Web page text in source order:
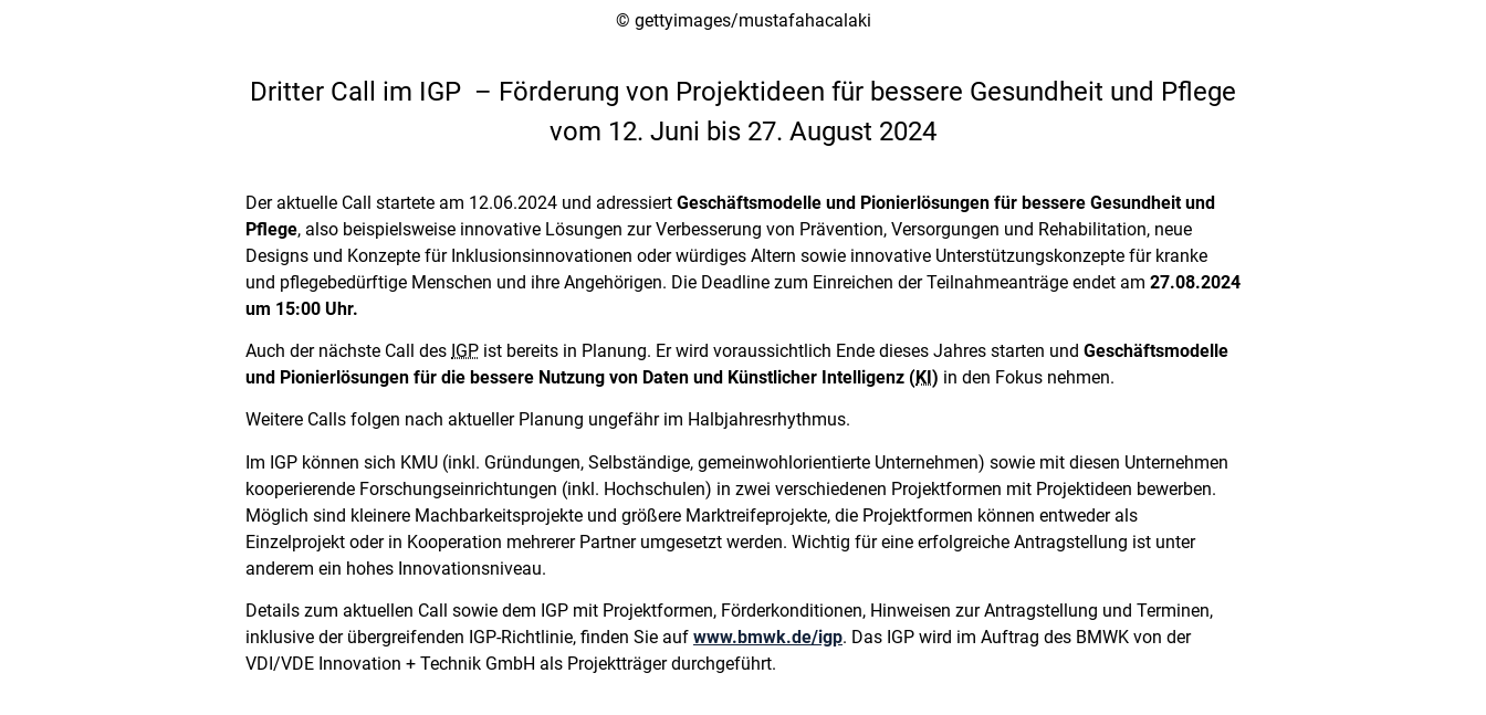
© gettyimages/mustafahacalaki
Dritter Call im IGP – Förderung von Projektideen für bessere Gesundheit und Pflege
vom 12. Juni bis 27. August 2024
Der aktuelle Call startete am 12.06.2024 und adressiert Geschäftsmodelle und Pionierlösungen für bessere Gesundheit und
Pflege, also beispielsweise innovative Lösungen zur Verbesserung von Prävention, Versorgungen und Rehabilitation, neue
Designs und Konzepte für Inklusionsinnovationen oder würdiges Altern sowie innovative Unterstützungskonzepte für kranke
und pflegebedürftige Menschen und ihre Angehörigen. Die Deadline zum Einreichen der Teilnahmeanträge endet am 27.08.2024
um 15:00 Uhr.
Auch der nächste Call des IGP ist bereits in Planung. Er wird voraussichtlich Ende dieses Jahres starten und Geschäftsmodelle
und Pionierlösungen für die bessere Nutzung von Daten und Künstlicher Intelligenz (KI) in den Fokus nehmen.
Weitere Calls folgen nach aktueller Planung ungefähr im Halbjahresrhythmus.
Im IGP können sich KMU (inkl. Gründungen, Selbständige, gemeinwohlorientierte Unternehmen) sowie mit diesen Unternehmen
kooperierende Forschungseinrichtungen (inkl. Hochschulen) in zwei verschiedenen Projektformen mit Projektideen bewerben.
Möglich sind kleinere Machbarkeitsprojekte und größere Marktreifeprojekte, die Projektformen können entweder als
Einzelprojekt oder in Kooperation mehrerer Partner umgesetzt werden. Wichtig für eine erfolgreiche Antragstellung ist unter
anderem ein hohes Innovationsniveau.
Details zum aktuellen Call sowie dem IGP mit Projektformen, Förderkonditionen, Hinweisen zur Antragstellung und Terminen,
inklusive der übergreifenden IGP-Richtlinie, finden Sie auf www.bmwk.de/igp. Das IGP wird im Auftrag des BMWK von der
VDI/VDE Innovation + Technik GmbH als Projektträger durchgeführt.